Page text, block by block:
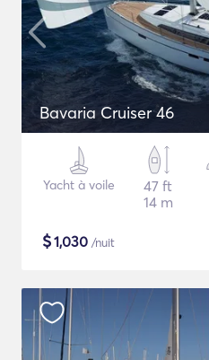
Bavaria Cruiser 46
Yacht à voile
47 ft
14 m
$1,030 /nuit